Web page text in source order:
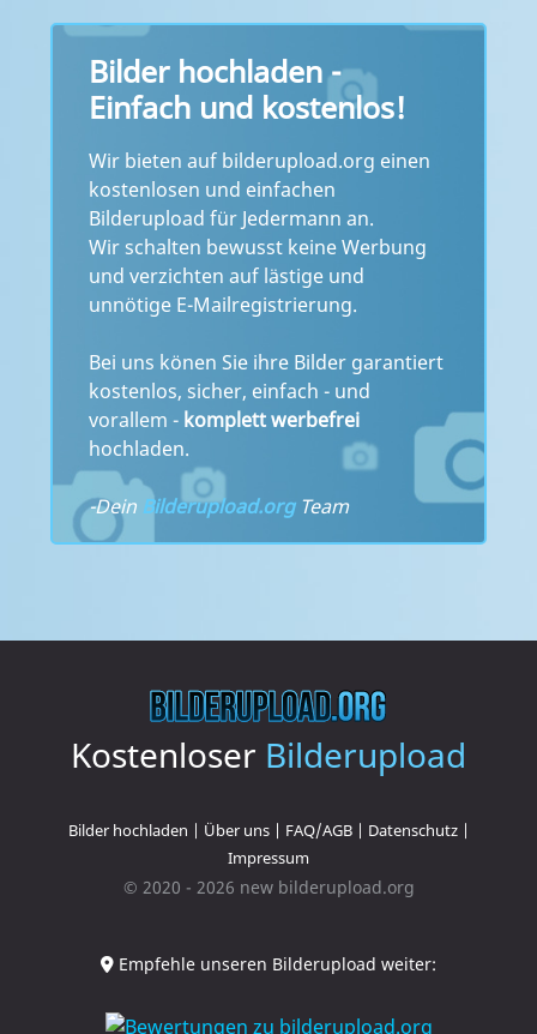
Bilder hochladen -
Einfach und kostenlos!
Wir bieten auf bilderupload.org einen
kostenlosen und einfachen
Bilderupload für Jedermann an.
Wir schalten bewusst keine Werbung
und verzichten auf lästige und
unnötige E-Mailregistrierung.
Bei uns könen Sie ihre Bilder garantiert
kostenlos, sicher, einfach - und
vorallem - komplett werbefrei
hochladen.
-Dein Bilderupload.orgTeam
Kostenloser Bilderupload
Bilder hochladen | Über uns| FAQ/AGB| Datenschutz|
Impressum
© 2020 - 2026 new bilderupload.org
Empfehle unseren Bilderupload weiter: